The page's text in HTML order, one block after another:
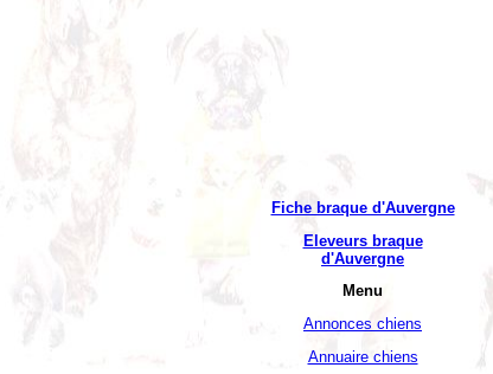
Fiche braque d'Auvergne
Eleveurs braque
d'Auvergne
Menu
Annonces chiens
Annuaire chiens